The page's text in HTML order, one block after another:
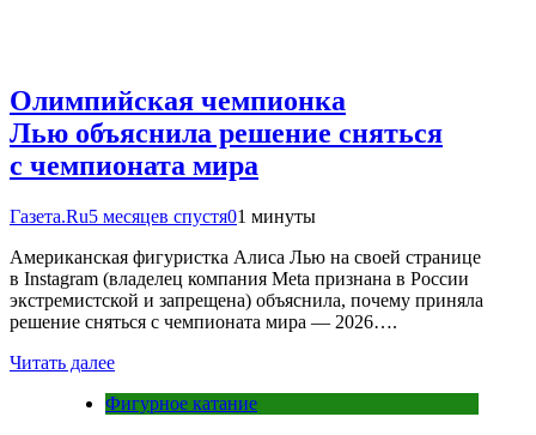
Олимпийская чемпионка
Лью объяснила решение сняться
с чемпионата мира
Газета.Ru5 месяцев спустя01 минуты
Американская фигуристка Алиса Лью на своей странице
в Instagram (владелец компания Meta признана в России
экстремистской и запрещена) объяснила, почему приняла
решение сняться с чемпионата мира — 2026….
Читать далее
Фигурное катание